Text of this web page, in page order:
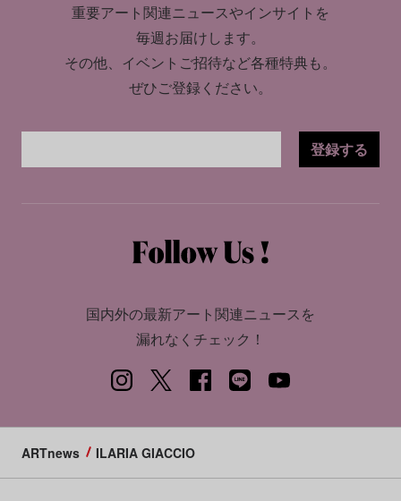
重要アート関連ニュースやインサイトを
毎週お届けします。
その他、イベントご招待など各種特典も。
ぜひご登録ください。
登録する
国内外の最新アート関連ニュースを
漏れなくチェック！
ARTnews ILARIA GIACCIO